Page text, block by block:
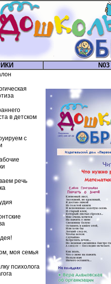
в детском
с
речь
моя семья
психолога